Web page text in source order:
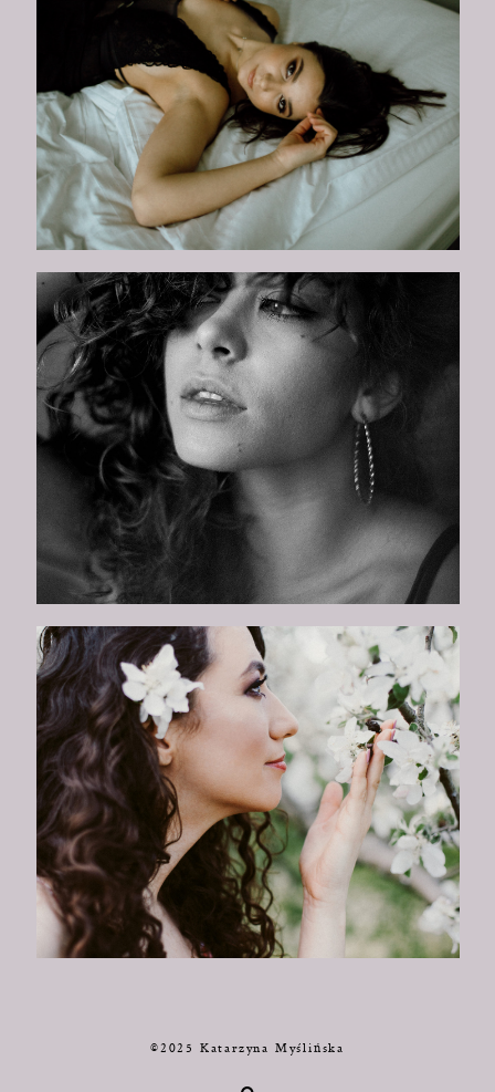
©2025 Katarzyna Myślińska